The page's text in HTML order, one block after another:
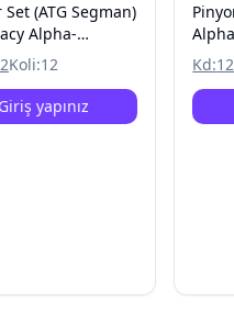
(ATG Segman)
Alpha-
Koli:12
Giriş yapınız
Kd: